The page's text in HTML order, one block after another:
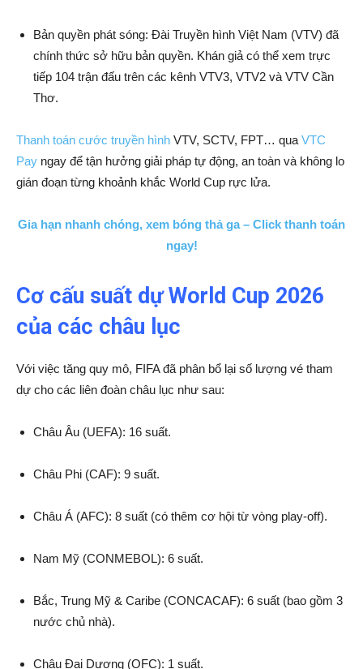
Bản quyền phát sóng: Đài Truyền hình Việt Nam (VTV) đã
chính thức sở hữu bản quyền. Khán giả có thể xem trực
tiếp 104 trận đấu trên các kênh VTV3, VTV2 và VTV Cần
Thơ.
Thanh toán cước truyền hình VTV, SCTV, FPT… qua VTC
Pay ngay để tận hưởng giải pháp tự động, an toàn và không lo
gián đoạn từng khoảnh khắc World Cup rực lửa.
Gia hạn nhanh chóng, xem bóng thả ga – Click thanh toán
ngay!
Cơ cấu suất dự World Cup 2026
của các châu lục
Với việc tăng quy mô, FIFA đã phân bổ lại số lượng vé tham
dự cho các liên đoàn châu lục như sau:
Châu Âu (UEFA): 16 suất.
Châu Phi (CAF): 9 suất.
Châu Á (AFC): 8 suất (có thêm cơ hội từ vòng play-off).
Nam Mỹ (CONMEBOL): 6 suất.
Bắc, Trung Mỹ & Caribe (CONCACAF): 6 suất (bao gồm 3
nước chủ nhà).
Châu Đại Dương (OFC): 1 suất.